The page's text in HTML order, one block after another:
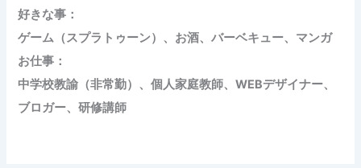
好きな事：
ゲーム（スプラトゥーン）、お酒、バーベキュー、マンガ
お仕事：
中学校教諭（非常勤）、個人家庭教師、WEBデザイナー、
ブロガー、研修講師